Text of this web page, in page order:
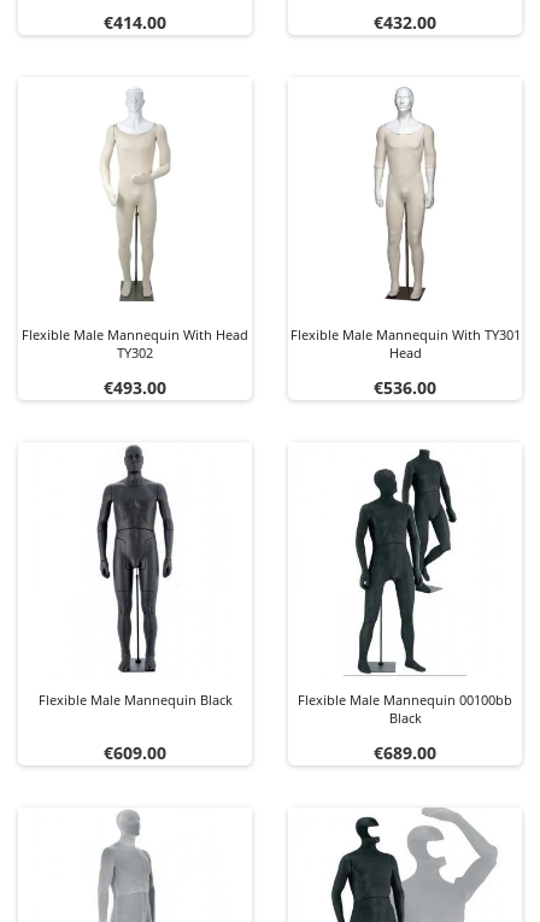
Price
€414.00 Price
€432.00
Flexible Male Mannequin With Head
TY302
Price
€493.00
Flexible Male Mannequin With TY301
Head
Price
€536.00
Flexible Male Mannequin Black
Price
€609.00
Flexible Male Mannequin 00100bb
Black
Price
€689.00